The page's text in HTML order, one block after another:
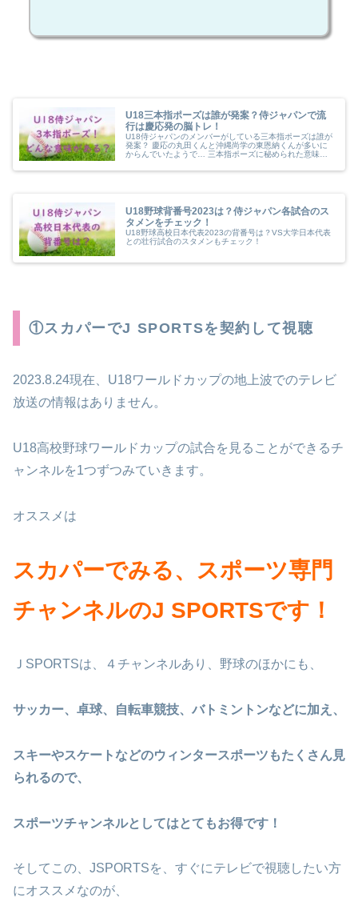
U18三本指ポーズは誰が発案？侍ジャパンで流
行は慶応発の脳トレ！
U18侍ジャパンのメンバーがしている三本指ポーズは誰が
発案？ 慶応の丸田くんと沖縄尚学の東恩納くんが多いに
からんでいたようで… 三本指ポーズに秘められた意味
勝の秘密がありました✨ プロ野球...
U18野球背番号2023は？侍ジャパン各試合のス
タメンをチェック！
U18野球高校日本代表2023の背番号は？VS大学日本代表
との壮行試合のスタメンもチェック！
①スカパーでJ SPORTSを契約して視聴
2023.8.24現在、U18ワールドカップの地上波でのテレビ
放送の情報はありません。
U18高校野球ワールドカップの試合を見ることができるチ
ャンネルを1つずつみていきます。
オススメは
スカパーでみる、スポーツ専門
チャンネルのJ SPORTSです！
ＪSPORTSは、４チャンネルあり、野球のほかにも、
サッカー、卓球、自転車競技、バトミントンなどに加え、
スキーやスケートなどのウィンタースポーツもたくさん見
られるので、
スポーツチャンネルとしてはとてもお得です！
そしてこの、JSPORTSを、すぐにテレビで視聴したい方
にオススメなのが、